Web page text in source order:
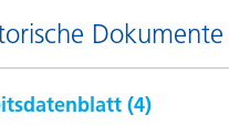
Dokumente
(4)